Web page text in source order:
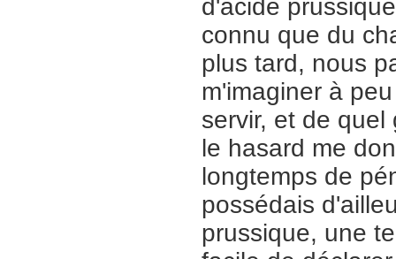
d'acide
connu que du
plus tard, nous
m'imaginer à
servir, et de
le hasard me
longtemps de
possédais
prussique, une